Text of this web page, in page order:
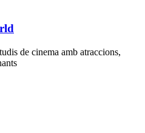
de cinema amb atraccions,